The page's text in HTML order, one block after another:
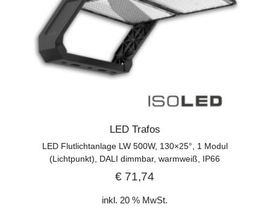
LED Trafos
LED Flutlichtanlage LW 500W, 130×25°, 1 Modul
(Lichtpunkt), DALI dimmbar, warmweiß, IP66
€ 71,74
inkl. 20 % MwSt.